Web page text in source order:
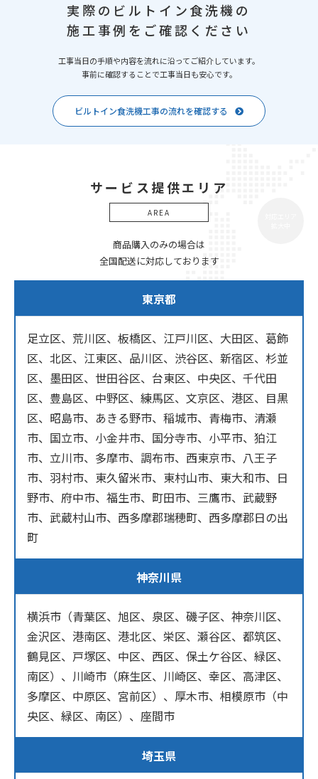
実際のビルトイン食洗機の
施工事例をご確認ください
工事当日の手順や内容を流れに沿ってご紹介しています。
事前に確認することで工事当日も安心です。
ビルトイン食洗機工事の流れを確認する
サービス提供エリア
AREA
商品購入のみの場合は
全国配送に対応しております
東京都
足立区、荒川区、板橋区、江戸川区、大田区、葛飾
区、北区、江東区、品川区、渋谷区、新宿区、杉並
区、墨田区、世田谷区、台東区、中央区、千代田
区、豊島区、中野区、練馬区、文京区、港区、目黒
区、昭島市、あきる野市、稲城市、青梅市、清瀬
市、国立市、小金井市、国分寺市、小平市、狛江
市、立川市、多摩市、調布市、西東京市、八王子
市、羽村市、東久留米市、東村山市、東大和市、日
野市、府中市、福生市、町田市、三鷹市、武蔵野
市、武蔵村山市、西多摩郡瑞穂町、西多摩郡日の出
町
神奈川県
横浜市（青葉区、旭区、泉区、磯子区、神奈川区、
金沢区、港南区、港北区、栄区、瀬谷区、都筑区、
鶴見区、戸塚区、中区、西区、保土ケ谷区、緑区、
南区）、川崎市（麻生区、川崎区、幸区、高津区、
多摩区、中原区、宮前区）、厚木市、相模原市（中
央区、緑区、南区）、座間市
埼玉県